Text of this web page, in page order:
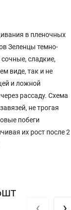
в пленочных
Зеленцы темно-
сладкие,
виде, так и не
и ложной
рассаду. Схема
не трогая
побеги
их рост после 2